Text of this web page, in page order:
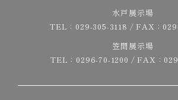
水戸展示場
TEL： 029-305-3118 / FAX：
笠間展示場
TEL： 0296-70-1200 / FAX：